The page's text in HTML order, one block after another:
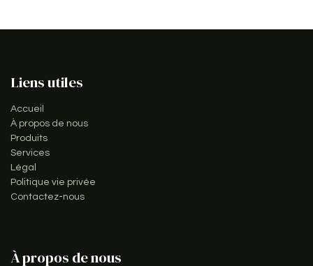
Liens utiles
Accueil
À propos de nous
Produits
Services
Légal
Politique vie privée
Contactez-nous
À propos de nous